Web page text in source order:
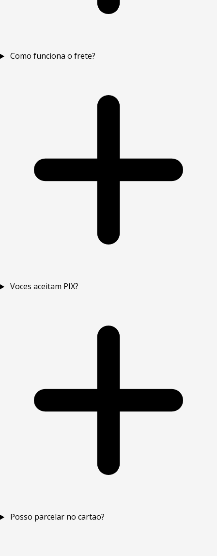
Como funciona o frete?
Voces aceitam PIX?
Posso parcelar no cartao?